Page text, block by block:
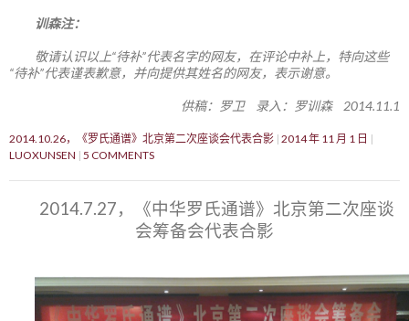
训森注：
敬请认识以上“待补”代表名字的网友，在评论中补上，特向这些
“待补”代表谨表歉意，并向提供其姓名的网友，表示谢意。
供稿：罗卫 录入：罗训森 2014.11.1
2014.10.26，《罗氏通谱》北京第二次座谈会代表合影 2014 年 11 月 1 日
LUOXUNSEN 5 COMMENTS
2014.7.27，《中华罗氏通谱》北京第二次座谈
会筹备会代表合影